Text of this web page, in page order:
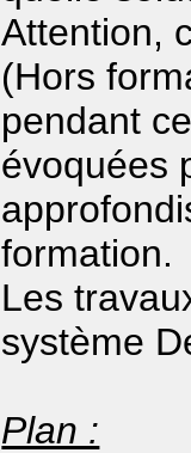
Attention,
(Hors
pendant
évoquées
formation.
Les
système
Plan :